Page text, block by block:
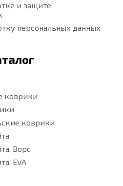
и защите
персональных данных
коврики
коврики
Ворс
EVA